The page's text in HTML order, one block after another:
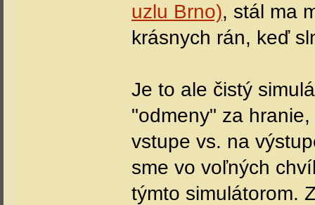
uzlu Brno), stál ma
krásnych rán, keď
Je to ale čistý
"odmeny" za
vstupe vs. na
sme vo voľných
týmto simulátorom.